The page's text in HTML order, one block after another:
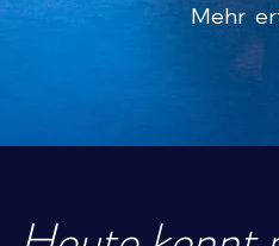
Mehr